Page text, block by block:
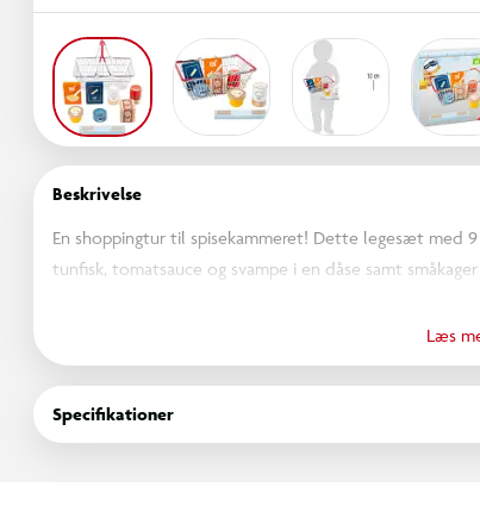
Beskrivelse
En shoppingtur til spisekammeret! Dette legesæt med
tunfisk, tomatsauce og svampe i en dåse samt
Læs
Specifikationer